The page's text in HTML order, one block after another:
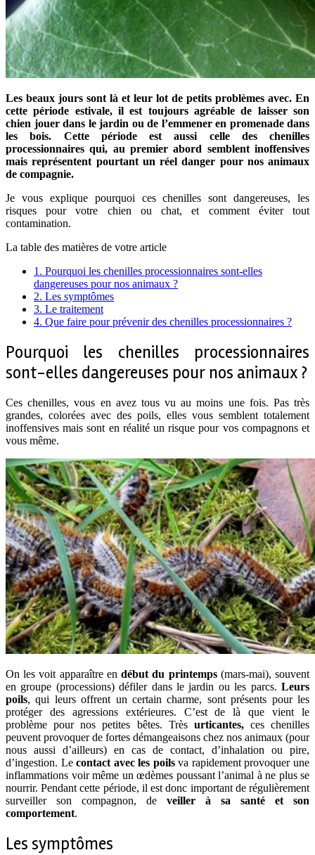
Les beaux jours sont là et leur lot de petits problèmes avec. En
cette période estivale, il est toujours agréable de laisser son
chien jouer dans le jardin ou de l’emmener en promenade dans
les bois. Cette période est aussi celle des chenilles
processionnaires qui, au premier abord semblent inoffensives
mais représentent pourtant un réel danger pour nos animaux
de compagnie.
Je vous explique pourquoi ces chenilles sont dangereuses, les
risques pour votre chien ou chat, et comment éviter tout
contamination.
La table des matières de votre article
1. Pourquoi les chenilles processionnaires sont-elles
dangereuses pour nos animaux ?
2. Les symptômes
3. Le traitement
4. Que faire pour prévenir des chenilles processionnaires ?
Pourquoi les chenilles processionnaires
sont-elles dangereuses pour nos animaux ?
Ces chenilles, vous en avez tous vu au moins une fois. Pas très
grandes, colorées avec des poils, elles vous semblent totalement
inoffensives mais sont en réalité un risque pour vos compagnons et
vous même.
On les voit apparaître endébut du printemps (mars-mai), souvent
en groupe (processions) défiler dans le jardin ou les parcs. Leurs
poils, qui leurs offrent un certain charme, sont présents pour les
protéger des agressions extérieures. C’est de là que vient le
problème pour nos petites bêtes. Très urticantes,ces chenilles
peuvent provoquer de fortes démangeaisons chez nos animaux (pour
nous aussi d’ailleurs) en cas de contact, d’inhalation ou pire,
d’ingestion. Lecontact avec les poilsva rapidement provoquer une
inflammations voir même un œdèmes poussant l’animal à ne plus se
nourrir. Pendant cette période, il est donc important de régulièrement
surveiller son compagnon, de veiller à sa santé et son
comportement.
Les symptômes